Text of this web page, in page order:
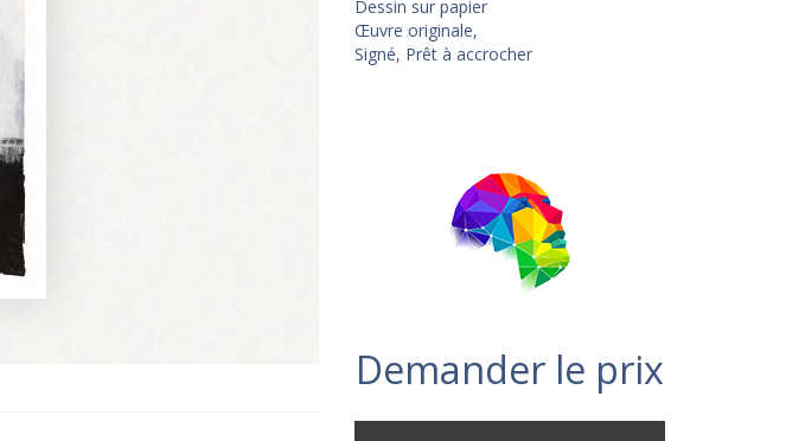
Dessin sur papier
Œuvre originale,
Signé, Prêt à accrocher
Demander le prix